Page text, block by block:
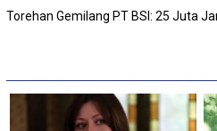
Torehan Gemilang PT BSI: 25 Juta